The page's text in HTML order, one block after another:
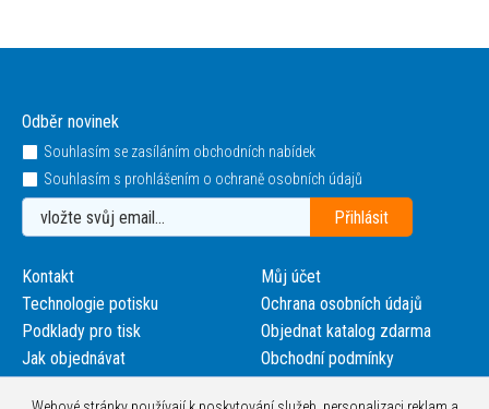
Odběr novinek
Souhlasím se zasíláním obchodních nabídek
Souhlasím s prohlášením o ochraně osobních údajů
Kontakt
Technologie potisku
Podklady pro tisk
Jak objednávat
Můj účet
Ochrana osobních údajů
Objednat katalog zdarma
Obchodní podmínky